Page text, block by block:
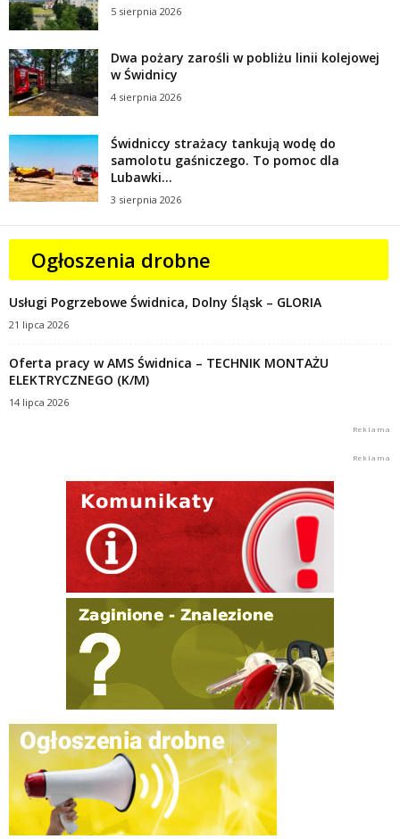
5 sierpnia 2026
Dwa pożary zarośli w pobliżu linii kolejowej
w Świdnicy
4 sierpnia 2026
Świdniccy strażacy tankują wodę do
samolotu gaśniczego. To pomoc dla
Lubawki...
3 sierpnia 2026
Ogłoszenia drobne
Usługi Pogrzebowe Świdnica, Dolny Śląsk – GLORIA
21 lipca 2026
Oferta pracy w AMS Świdnica – TECHNIK MONTAŻU
ELEKTRYCZNEGO (K/M)
14 lipca 2026